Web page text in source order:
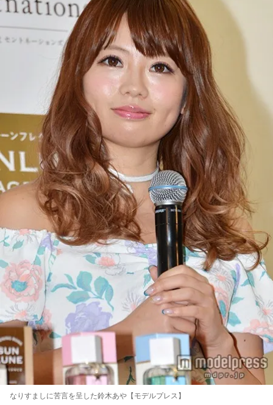
なりすましに苦言を呈した鈴木あや【モデルプレス】